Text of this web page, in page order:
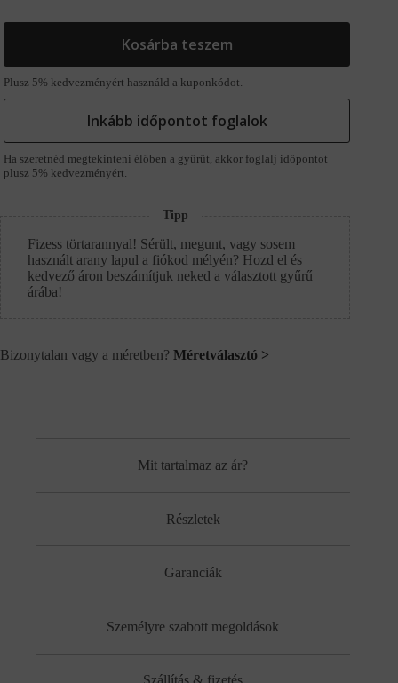
Kosárba teszem
Plusz 5% kedvezményért használd a kuponkódot.
Inkább időpontot foglalok
Ha szeretnéd megtekinteni élőben a gyűrűt, akkor foglalj időpontot
plusz 5% kedvezményért.
Tipp
Fizess törtarannyal! Sérült, megunt, vagy sosem
használt arany lapul a fiókod mélyén? Hozd el és
kedvező áron beszámítjuk neked a választott gyűrű
árába!
Bizonytalan vagy a méretben? Méretválasztó >
Mit tartalmaz az ár?
Részletek
Garanciák
Személyre szabott megoldások